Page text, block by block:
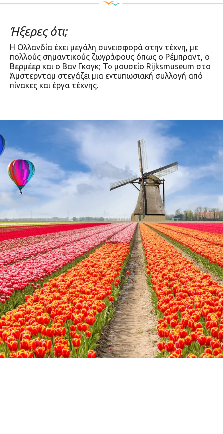
Ήξερες ότι;
Η Ολλανδία έχει μεγάλη συνεισφορά στην τέχνη, με
πολλούς σημαντικούς ζωγράφους όπως ο Ρέμπραντ, ο
Βερμέερ και ο Βαν Γκογκ; Το μουσείο Rijksmuseum στο
Άμστερνταμ στεγάζει μια εντυπωσιακή συλλογή από
πίνακες και έργα τέχνης.